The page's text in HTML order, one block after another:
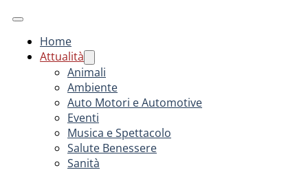
Home
Attualità
Animali
Ambiente
Auto Motori e Automotive
Eventi
Musica e Spettacolo
Salute Benessere
Sanità